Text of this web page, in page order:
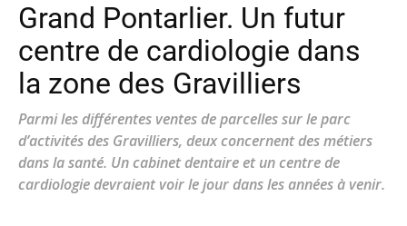
Grand Pontarlier. Un futur
centre de cardiologie dans
la zone des Gravilliers
Parmi les différentes ventes de parcelles sur le parc
d’activités des Gravilliers, deux concernent des métiers
dans la santé. Un cabinet dentaire et un centre de
cardiologie devraient voir le jour dans les années à venir.